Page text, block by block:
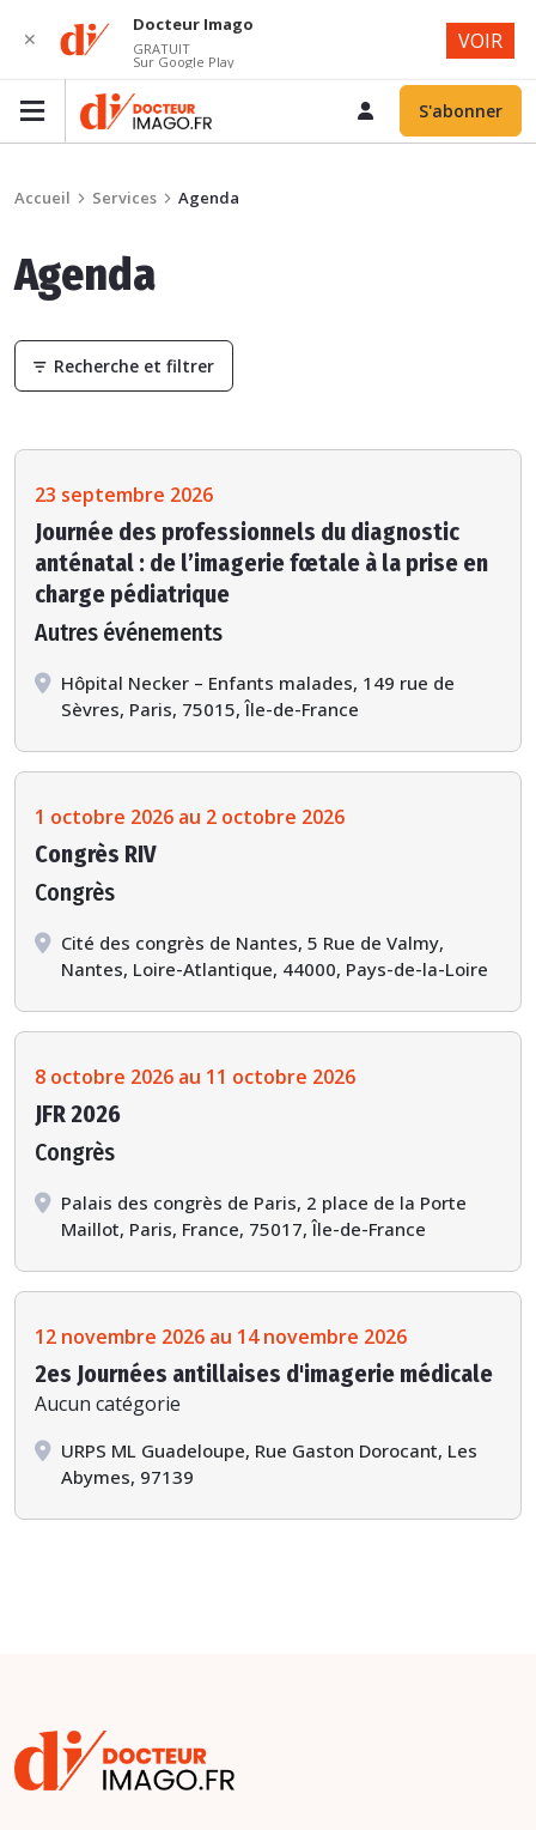
S'abonner
Accueil Services Agenda
Agenda
Recherche et filtrer
23 septembre 2026
Journée des professionnels du diagnostic
anténatal : de l’imagerie fœtale à la prise en
charge pédiatrique
Autres événements
Hôpital Necker – Enfants malades, 149 rue de
Sèvres, Paris, 75015, Île-de-France
1 octobre 2026 au 2 octobre 2026
Congrès RIV
Congrès
Cité des congrès de Nantes, 5 Rue de Valmy,
Nantes, Loire-Atlantique, 44000, Pays-de-la-Loire
8 octobre 2026 au 11 octobre 2026
JFR 2026
Congrès
Palais des congrès de Paris, 2 place de la Porte
Maillot, Paris, France, 75017, Île-de-France
12 novembre 2026 au 14 novembre 2026
2es Journées antillaises d'imagerie médicale
Aucun catégorie
URPS ML Guadeloupe, Rue Gaston Dorocant, Les
Abymes, 97139
✕
Docteur Imago
GRATUIT
Sur Google Play
VOIR